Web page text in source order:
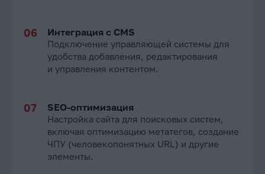
Интеграция с CMS
Подключение управляющей системы для
удобства добавления, редактирования
и управления контентом.
SEO-оптимизация
Настройка сайта для поисковых систем,
включая оптимизацию метатегов, создание
ЧПУ (человекопонятных URL) и другие
элементы.